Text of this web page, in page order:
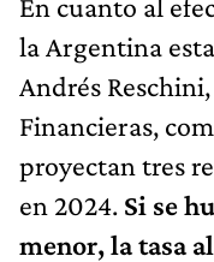
la Argentina
Andrés
Financieras,
proyectan tres
en 2024. Si se
menor, la tasa